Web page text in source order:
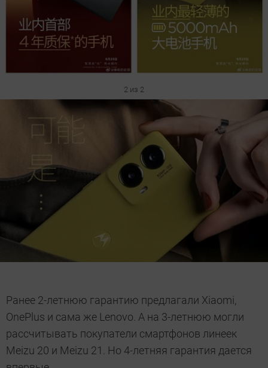
2 из 2
Ранее 2-летнюю гарантию предлагали Xiaomi,
OnePlus и сама же Lenovo. А на 3-летнюю могли
рассчитывать покупатели смартфонов линеек
Meizu 20 и Meizu 21. Но 4-летняя гарантия дается